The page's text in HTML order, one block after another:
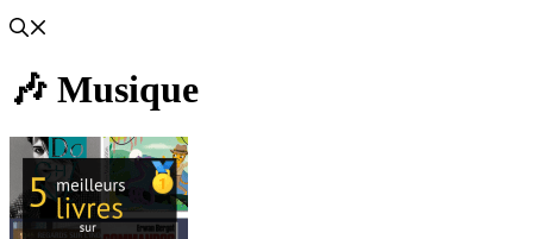
🎶 Musique